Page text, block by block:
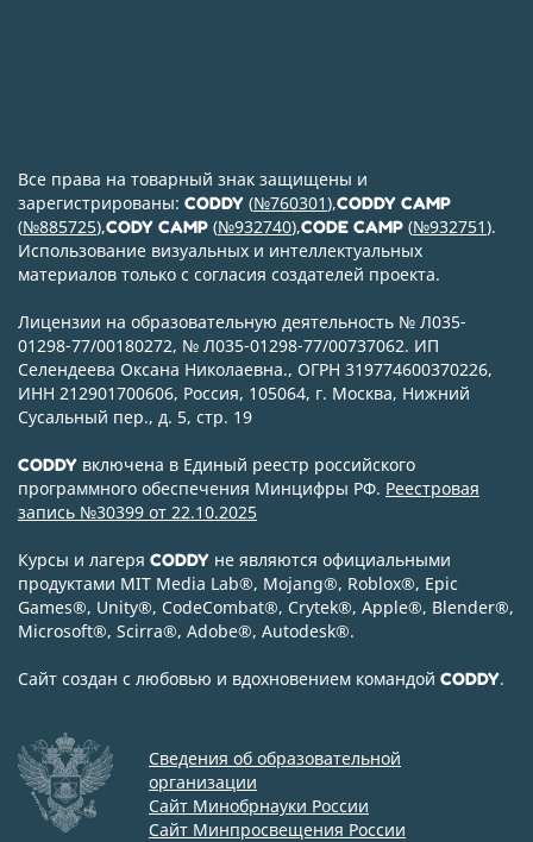
Все права на товарный знак защищены и
зарегистрированы: CODDY (№760301),CODDY CAMP
(№885725),CODY CAMP (№932740),CODE CAMP (№932751).
Использование визуальных и интеллектуальных
материалов только с согласия создателей проекта.
Лицензии на образовательную деятельность № Л035-
01298-77/00180272, № Л035-01298-77/00737062. ИП
Селендеева Оксана Николаевна., ОГРН 319774600370226,
ИНН 212901700606, Россия, 105064, г. Москва, Нижний
Сусальный пер., д. 5, стр. 19
CODDY включена в Единый реестр российского
программного обеспечения Минцифры РФ. Реестровая
запись №30399 от 22.10.2025
Курсы и лагеря CODDY не являются официальными
продуктами MIT Media Lab®, Mojang®, Roblox®, Epic
Games®, Unity®, CodeСombat®, Crytek®, Apple®, Blender®,
Microsoft®, Scirra®, Adobe®, Autodesk®.
Сайт создан с любовью и вдохновением командой CODDY.
Сведения об образовательной
организации
Сайт Минобрнауки России
Сайт Минпросвещения России